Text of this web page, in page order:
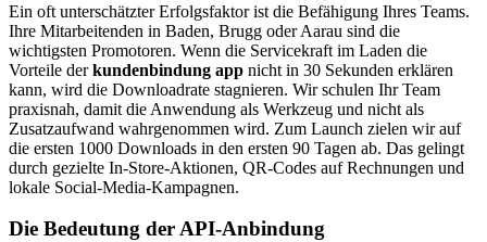
Ein oft unterschätzter Erfolgsfaktor ist die Befähigung Ihres Teams.
Ihre Mitarbeitenden in Baden, Brugg oder Aarau sind die
wichtigsten Promotoren. Wenn die Servicekraft im Laden die
Vorteile derkundenbindung app nicht in 30 Sekunden erklären
kann, wird die Downloadrate stagnieren. Wir schulen Ihr Team
praxisnah, damit die Anwendung als Werkzeug und nicht als
Zusatzaufwand wahrgenommen wird. Zum Launch zielen wir auf
die ersten 1000 Downloads in den ersten 90 Tagen ab. Das gelingt
durch gezielte In-Store-Aktionen, QR-Codes auf Rechnungen und
lokale Social-Media-Kampagnen.
Die Bedeutung der API-Anbindung